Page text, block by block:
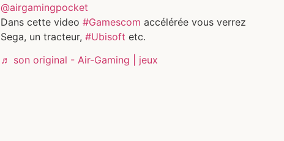
@airgamingpocket
Dans cette video #Gamescom accélérée vous verrez
Sega, un tracteur, #Ubisoft etc.
♬ son original - Air-Gaming | jeux